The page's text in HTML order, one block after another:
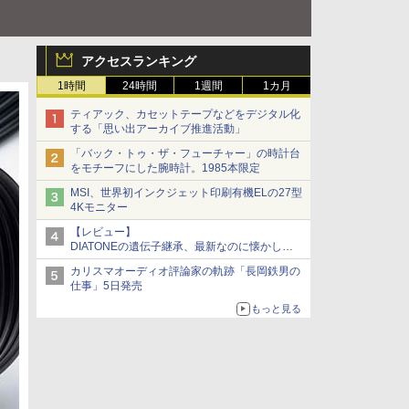
アクセスランキング
1時間 24時間 1週間 1カ月
ティアック、カセットテープなどをデジタル化
する「思い出アーカイブ推進活動」
「バック・トゥ・ザ・フューチャー」の時計台
をモチーフにした腕時計。1985本限定
MSI、世界初インクジェット印刷有機ELの27型
4Kモニター
【レビュー】
DIATONEの遺伝子継承、最新なのに懐かし
い“惚れる音”Tecnologia e Cuore「DS-TC52B」
を聴く
カリスマオーディオ評論家の軌跡「長岡鉄男の
仕事」5日発売
もっと見る